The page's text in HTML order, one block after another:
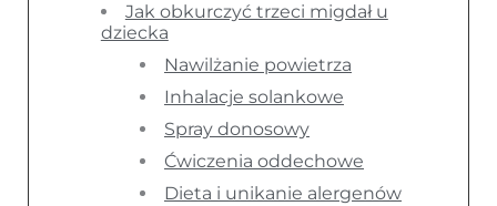
Jak obkurczyć trzeci migdał u
dziecka
Nawilżanie powietrza
Inhalacje solankowe
Spray donosowy
Ćwiczenia oddechowe
Dieta i unikanie alergenów